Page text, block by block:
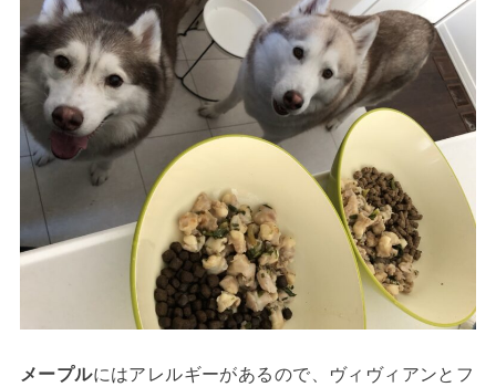
メープルにはアレルギーがあるので、 ヴィヴィアンとフ